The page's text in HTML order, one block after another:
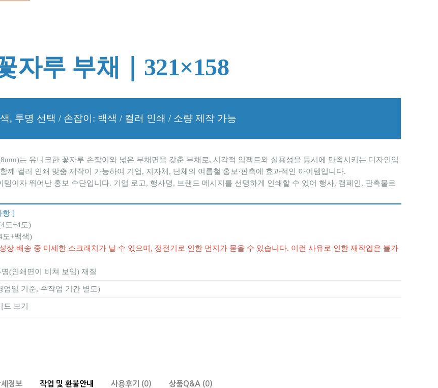
자루 부채｜321×158
, 투명 선택 / 손잡이: 백색 / 컬러 인쇄 / 소량 제작 가능
는 유니크한 꽃자루 손잡이와 넓은 부채면을 갖춘 부채로, 시각적 임팩트와 실용성을 동시에 만족시키는 디자인입
께 컬러 인쇄 맞춤 제작이 가능하여 기업, 지자체, 단체의 여름철 홍보·판촉에 효과적인 아이템입니다.
템이자 뛰어난 홍보 수단입니다. 기업 로고, 행사명, 브랜드 메시지를 선명하게 인쇄할 수 있어 행사, 캠페인, 판촉물로
항 ]
도+4도)
도+백색)
상 배송 중 미세한 스크래치가 날 수 있으며, 정전기로 인한 먼지가 묻을 수 있습니다. 이런 사유로 인한 재작업은 불가
(인쇄면이 비쳐 보임) 재질
업일 기준, 수작업 기간 별도)
드 보기
정보 작업 및 환불안내 사용후기 (0) 상품Q&A (0)